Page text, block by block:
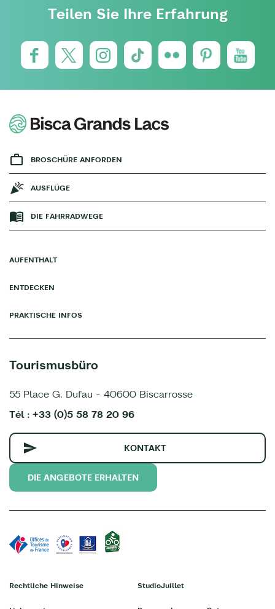
Teilen Sie Ihre Erfahrung
BROSCHÜRE ANFORDEN
AUSFLÜGE
DIE FAHRRADWEGE
AUFENTHALT
ENTDECKEN
PRAKTISCHE INFOS
Tourismusbüro
55 Place G. Dufau - 40600 Biscarrosse
Tél : +33 (0)5 58 78 20 96
KONTAKT
DIE ANGEBOTE ERHALTEN
Rechtliche Hinweise StudioJuillet